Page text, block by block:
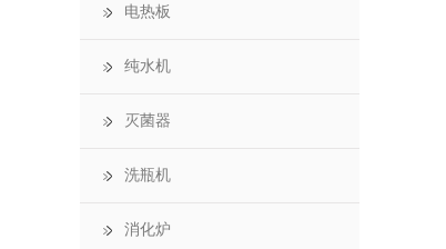
电热板
纯水机
灭菌器
洗瓶机
消化炉